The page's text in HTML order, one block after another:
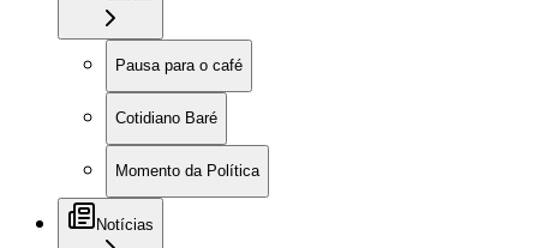
Pausa para o café
Cotidiano Baré
Momento da Política
Notícias